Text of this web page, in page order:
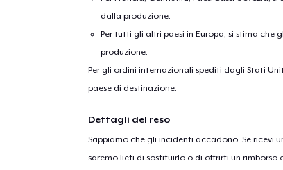
dalla produzione.
Per tutti gli altri paesi in Europa, si stima che
produzione.
Per gli ordini internazionali spediti dagli Stati
paese di destinazione.
Dettagli del reso
Sappiamo che gli incidenti accadono. Se
saremo lieti di sostituirlo o di offrirti un